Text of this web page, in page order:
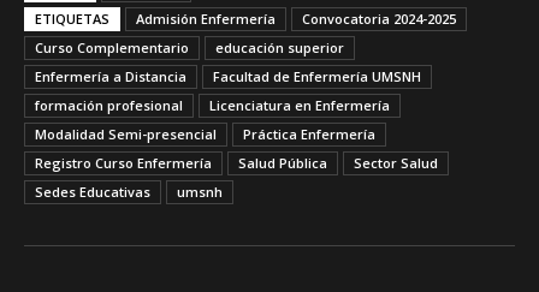
ETIQUETAS
Admisión Enfermería
Convocatoria 2024-2025
Curso Complementario
educación superior
Enfermería a Distancia
Facultad de Enfermería UMSNH
formación profesional
Licenciatura en Enfermería
Modalidad Semi-presencial
Práctica Enfermería
Registro Curso Enfermería
Salud Pública
Sector Salud
Sedes Educativas
umsnh